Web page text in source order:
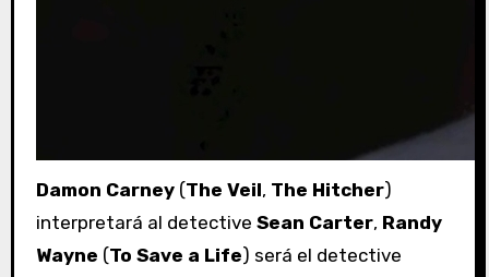
Damon Carney(The Veil, The Hitcher)
interpretará al detective Sean Carter, Randy
Wayne (To Save a Life) será el detective